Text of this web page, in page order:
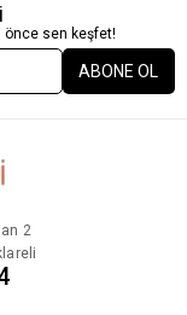
önce sen keşfet!
ABONE OL
2